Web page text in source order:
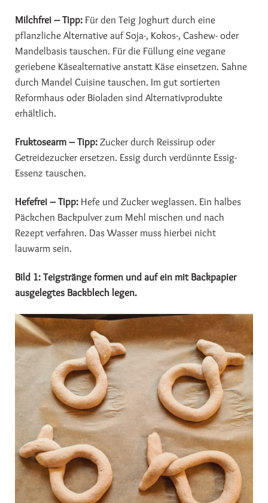
Milchfrei – Tipp: Für den Teig Joghurt durch eine
pflanzliche Alternative auf Soja-, Kokos-, Cashew- oder
Mandelbasis tauschen. Für die Füllung eine vegane
geriebene Käsealternative anstatt Käse einsetzen. Sahne
durch Mandel Cuisine tauschen. Im gut sortierten
Reformhaus oder Bioladen sind Alternativprodukte
erhältlich.
Fruktosearm – Tipp: Zucker durch Reissirup oder
Getreidezucker ersetzen. Essig durch verdünnte Essig-
Essenz tauschen.
Hefefrei – Tipp: Hefe und Zucker weglassen. Ein halbes
Päckchen Backpulver zum Mehl mischen und nach
Rezept verfahren. Das Wasser muss hierbei nicht
lauwarm sein.
Bild 1: Teigstränge formen und auf ein mit Backpapier
ausgelegtes Backblech legen.